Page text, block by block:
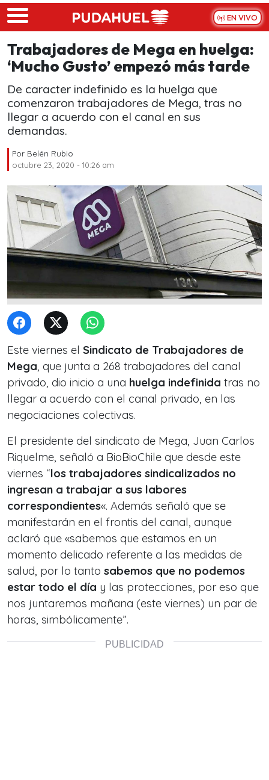
Skip to main content
EN VIVO
Trabajadores de Mega en huelga:
‘Mucho Gusto’ empezó más tarde
De caracter indefinido es la huelga que
comenzaron trabajadores de Mega, tras no
llegar a acuerdo con el canal en sus
demandas.
Por Belén Rubio
octubre 23, 2020 - 10:26 am
Este viernes el Sindicato de Trabajadores de
Mega, que junta a 268 trabajadores del canal
privado, dio inicio a una huelga indefinida tras no
llegar a acuerdo con el canal privado, en las
negociaciones colectivas.
El presidente del sindicato de Mega, Juan Carlos
Riquelme, señaló a BioBioChile que desde este
viernes “los trabajadores sindicalizados no
ingresan a trabajar a sus labores
correspondientes«. Además señaló que se
manifestarán en el frontis del canal, aunque
aclaró que «sabemos que estamos en un
momento delicado referente a las medidas de
salud, por lo tanto sabemos que no podemos
estar todo el día y las protecciones, por eso que
nos juntaremos mañana (este viernes) un par de
horas, simbólicamente”.